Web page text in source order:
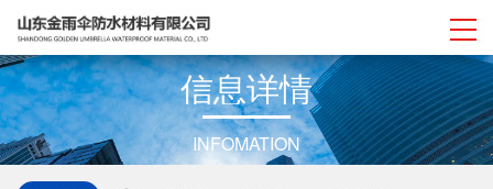
信息详情
INFOMATION